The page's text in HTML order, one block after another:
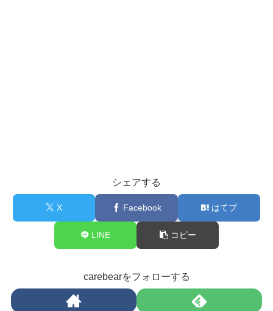
シェアする
X Facebook はてブ
LINE コピー
carebearをフォローする